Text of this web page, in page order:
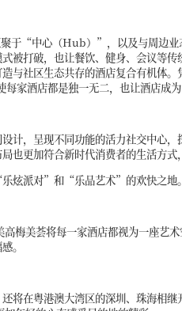
于“中心（Hub）”，以及与周边业
打破，也让餐饮、健身、会议等传
与社区生态共存的酒店复合有机体
家酒店都是独一无二，也让酒店成为
，呈现不同功能的活力社交中心，
也更加符合新时代消费者的生活方式
炫派对”和“乐品艺术”的欢快之地。
梅美荟将每一家酒店都视为一座艺
。
将在粤港澳大湾区的深圳、珠海相